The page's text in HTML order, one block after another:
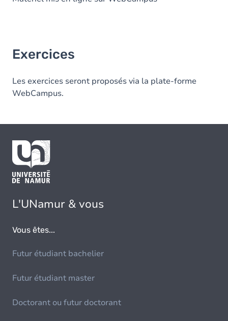
Exercices
Les exercices seront proposés via la plate-forme
WebCampus.
L'UNamur & vous
Vous êtes...
Futur étudiant bachelier
Futur étudiant master
Doctorant ou futur doctorant